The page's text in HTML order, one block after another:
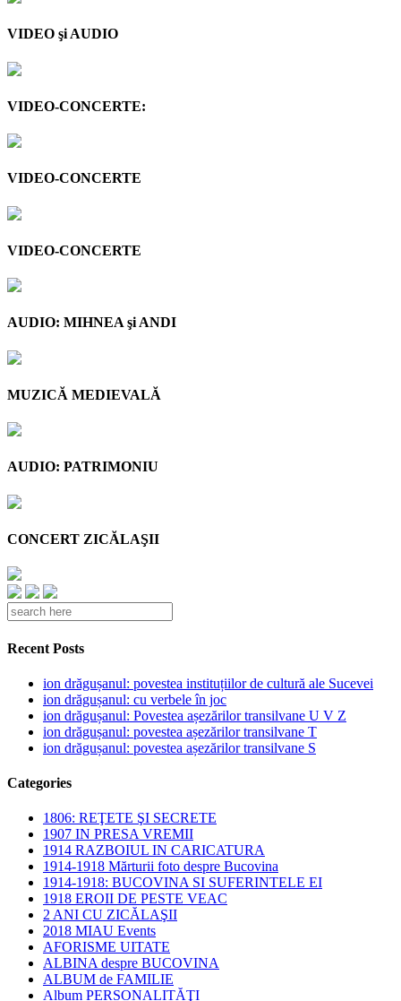
VIDEO şi AUDIO
VIDEO-CONCERTE:
VIDEO-CONCERTE
VIDEO-CONCERTE
AUDIO: MIHNEA şi ANDI
MUZICĂ MEDIEVALĂ
AUDIO: PATRIMONIU
CONCERT ZICĂLAŞII
Recent Posts
ion drăgușanul: povestea instituțiilor de cultură ale Sucevei
ion drăgușanul: cu verbele în joc
ion drăgușanul: Povestea așezărilor transilvane U V Z
ion drăgușanul: povestea așezărilor transilvane T
ion drăgușanul: povestea așezărilor transilvane S
Categories
1806: REŢETE ŞI SECRETE
1907 IN PRESA VREMII
1914 RAZBOIUL IN CARICATURA
1914-1918 Mărturii foto despre Bucovina
1914-1918: BUCOVINA SI SUFERINTELE EI
1918 EROII DE PESTE VEAC
2 ANI CU ZICĂLAŞII
2018 MIAU Events
AFORISME UITATE
ALBINA despre BUCOVINA
ALBUM de FAMILIE
Album PERSONALITĂŢI